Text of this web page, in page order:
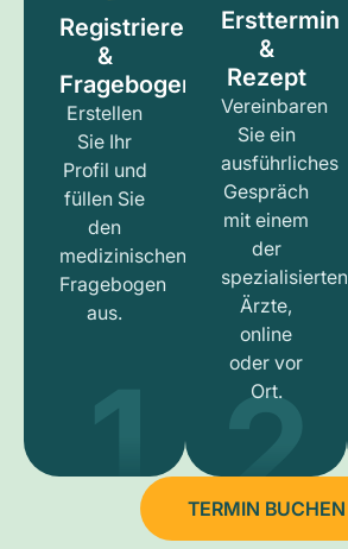
Registrieren
&
Fragebogen
Erstellen
Sie Ihr
Profil und
füllen Sie
den
medizinischen
Fragebogen
aus.
1
Ersttermin
&
Rezept
Vereinbaren
Sie ein
ausführliches
Gespräch
mit einem
der
spezialisierten
Ärzte,
online
oder vor
Ort.
2
TERMIN BUCHEN